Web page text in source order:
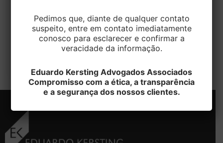
EditorEK/10 de abril de 2024
A Receita Federal regulamentou no dia 03 de março
de 2024 a possibilidade de autorregularização de
Pedimos que, diante de qualquer contato
suspeito, entre em contato imediatamente
conosco para esclarecer e confirmar a
veracidade da informação.
Eduardo Kersting Advogados Associados
Compromisso com a ética, a transparência
e a segurança dos nossos clientes.